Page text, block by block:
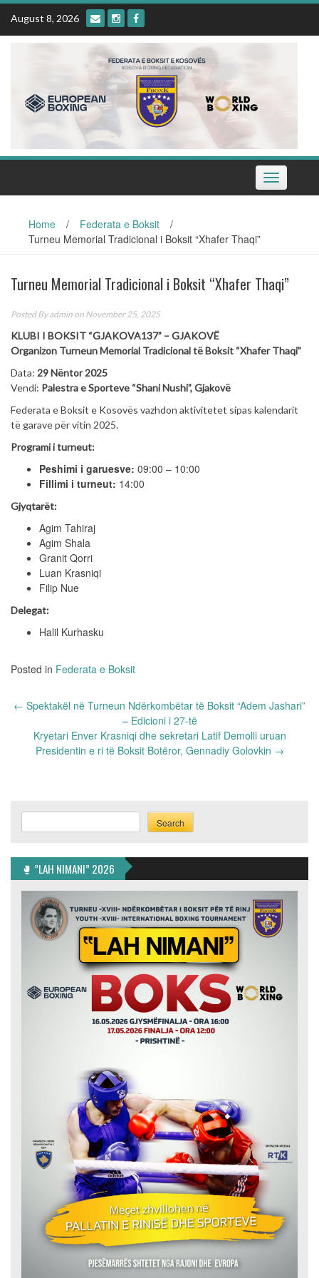
Skip
content
August 8, 2026
Toggle
navigation
Home / Federata e Boksit
/
Turneu Memorial Tradicional i Boksit “Xhafer Thaqi”
Turneu Memorial Tradicional i Boksit “Xhafer Thaqi”
Posted Byadmin on November 25, 2025
KLUBI I BOKSIT “GJAKOVA137” – GJAKOVË
Organizon Turneun Memorial Tradicional të Boksit “Xhafer Thaqi”
Data: 29 Nëntor 2025
Vendi: Palestra e Sporteve “Shani Nushi”, Gjakovë
Federata e Boksit e Kosovës vazhdon aktivitetet sipas kalendarit
të garave për vitin 2025.
Programi i turneut:
Peshimi i garuesve: 09:00 – 10:00
Fillimi i turneut: 14:00
Gjyqtarët:
Agim Tahiraj
Agim Shala
Granit Qorri
Luan Krasniqi
Filip Nue
Delegat:
Halil Kurhasku
Posted in Federata e Boksit
Post
← Spektakël në Turneun Ndërkombëtar të Boksit “Adem Jashari”
– Edicioni i 27-të
Kryetari Enver Krasniqi dhe sekretari Latif Demolli uruan
Presidentin e ri të Boksit Botëror, Gennadiy Golovkin →
Search
🥊 ”LAH NIMANI” 2026